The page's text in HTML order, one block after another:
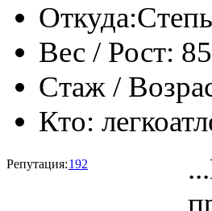
Откуда:Степь
Вес / Рост:
Стаж /
Кто:
Репутация:192